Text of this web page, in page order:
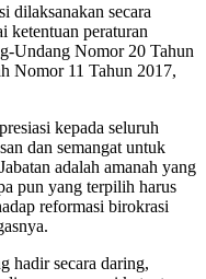
dilaksanakan secara
ketentuan peraturan
Undang Nomor 20 Tahun
Nomor 11 Tahun 2017,
kepada seluruh
dan semangat untuk
adalah amanah yang
pun yang terpilih harus
reformasi birokrasi
hadir secara daring,